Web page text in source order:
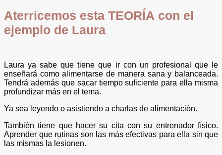
Aterricemos esta TEORÍA con el
ejemplo de Laura
Laura ya sabe que tiene que ir con un profesional que le
enseñará como alimentarse de manera sana y balanceada.
Tendrá además que sacar tiempo suficiente para ella misma
profundizar más en el tema.
Ya sea leyendo o asistiendo a charlas de alimentación.
También tiene que hacer su cita con su entrenador físico.
Aprender que rutinas son las más efectivas para ella sin que
las mismas la lesionen.